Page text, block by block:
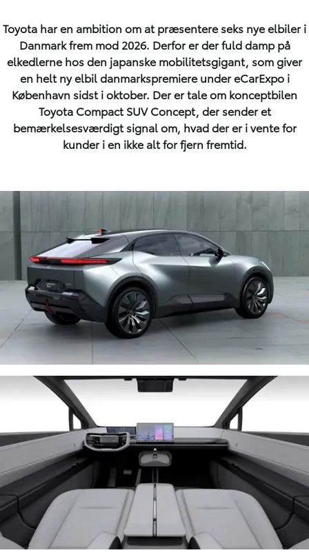
Toyota har en ambition om at præsentere seks nye elbiler i
Danmark frem mod 2026. Derfor er der fuld damp på
elkedlerne hos den japanske mobilitetsgigant, som giver
en helt ny elbil danmarkspremiere under eCarExpo i
København sidst i oktober. Der er tale om konceptbilen
Toyota Compact SUV Concept, der sender et
bemærkelsesværdigt signal om, hvad der er i vente for
kunder i en ikke alt for fjern fremtid.